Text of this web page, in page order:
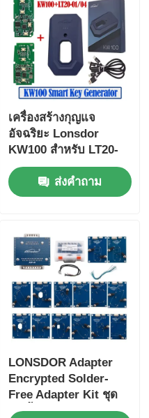
เครื่องสร้างกุญแจ
อัจฉริยะ Lonsdor
KW100 สำหรับ LT20-
01/04 รองรับการทำ
กุญแจหายทั้งหมดและ
การเพิ่มกุญแจ
ส่งคำถาม
LONSDOR Adapter
Encrypted Solder-
Free Adapter Kit ชุด
14 ชิ้น